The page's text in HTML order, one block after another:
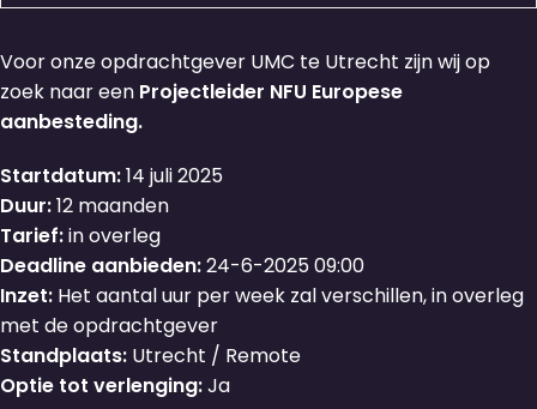
Voor onze opdrachtgever UMC te Utrecht zijn wij op
zoek naar een Projectleider NFU Europese
aanbesteding.
Startdatum:14 juli 2025
Duur:12 maanden
Tarief:in overleg
Deadline aanbieden:24-6-2025 09:00
Inzet: Het aantal uur per week zal verschillen, in overleg
met de opdrachtgever
Standplaats: Utrecht / Remote
Optie tot verlenging:Ja